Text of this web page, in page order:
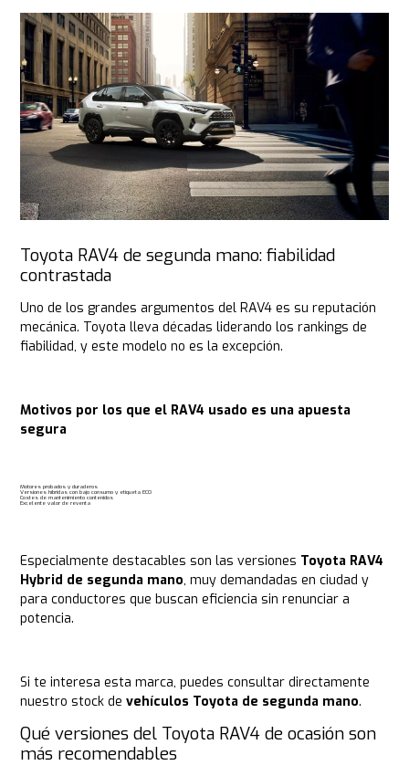
Toyota RAV4 de segunda mano: fiabilidad
contrastada
Uno de los grandes argumentos del RAV4 es su reputación
mecánica. Toyota lleva décadas liderando los rankings de
fiabilidad, y este modelo no es la excepción.
Motivos por los que el RAV4 usado es una apuesta
segura
Motores probados y duraderos
Versiones híbridas con bajo consumo y etiqueta ECO
Costes de mantenimiento contenidos
Excelente valor de reventa
Especialmente destacables son las versiones Toyota RAV4
Hybrid de segunda mano, muy demandadas en ciudad y
para conductores que buscan eficiencia sin renunciar a
potencia.
Si te interesa esta marca, puedes consultar directamente
nuestro stock devehículos Toyota de segunda mano.
Qué versiones del Toyota RAV4 de ocasión son
más recomendables